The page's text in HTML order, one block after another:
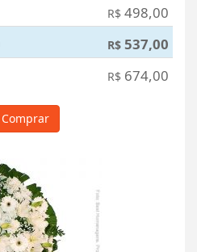
R$ 498,00
R$ 537,00
R$ 674,00